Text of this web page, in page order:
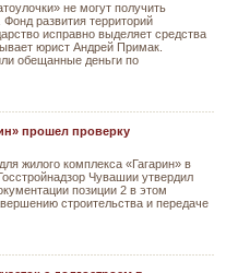
не могут получить
развития территорий
исправно выделяет средства
юрист Андрей Примак.
обещанные деньги по
прошел проверку
жилого комплекса «Гагарин» в
Чувашии утвердил
позиции 2 в этом
строительства и передаче